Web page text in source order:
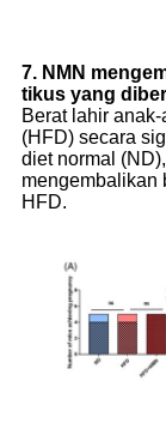
7. NMN
tikus yang
Berat lahir
(HFD) secara
diet normal
mengembalikan
HFD.